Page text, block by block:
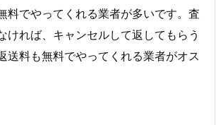
料でやってくれる業者が多いです。査
ければ、キャンセルして返してもらう
送料も無料でやってくれる業者がオス